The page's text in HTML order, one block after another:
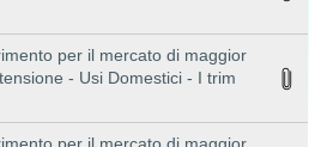
per il mercato di maggior
- Usi Domestici - I trim
per il mercato di maggior